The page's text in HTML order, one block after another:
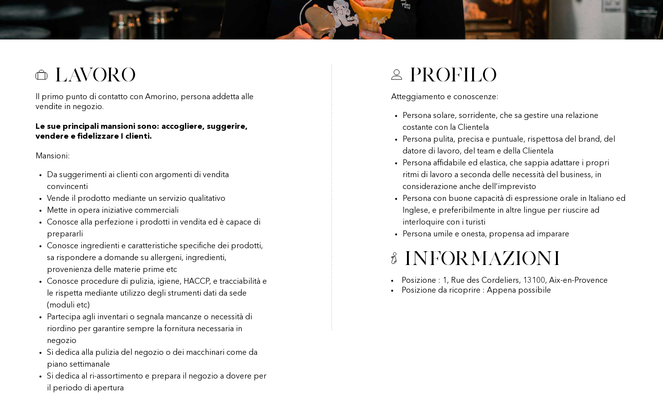
Lavoro
Il primo punto di contatto con Amorino, persona addetta alle
vendite in negozio.
Le sue principali mansioni sono: accogliere, suggerire,
vendere e fidelizzare I clienti.
Mansioni:
Da suggerimenti ai clienti con argomenti di vendita
convincenti
Vende il prodotto mediante un servizio qualitativo
Mette in opera iniziative commerciali
Conosce alla perfezione i prodotti in vendita ed è capace di
prepararli
Conosce ingredienti e caratteristiche specifiche dei prodotti,
sa rispondere a domande su allergeni, ingredienti,
provenienza delle materie prime etc
Conosce procedure di pulizia, igiene, HACCP, e tracciabilità e
le rispetta mediante utilizzo degli strumenti dati da sede
(moduli etc)
Partecipa agli inventari o segnala mancanze o necessità di
riordino per garantire sempre la fornitura necessaria in
negozio
Si dedica alla pulizia del negozio o dei macchinari come da
piano settimanale
Si dedica al ri-assortimento e prepara il negozio a dovere per
il periodo di apertura
Profilo
Atteggiamento e conoscenze:
Persona solare, sorridente, che sa gestire una relazione
costante con la Clientela
Persona pulita, precisa e puntuale, rispettosa del brand, del
datore di lavoro, del team e della Clientela
Persona affidabile ed elastica, che sappia adattare i propri
ritmi di lavoro a seconda delle necessità del business, in
considerazione anche dell’imprevisto
Persona con buone capacità di espressione orale in Italiano ed
Inglese, e preferibilmente in altre lingue per riuscire ad
interloquire con i turisti
Persona umile e onesta, propensa ad imparare
Informazioni
Posizione : 1, Rue des Cordeliers, 13100, Aix-en-Provence
Posizione da ricoprire : Appena possibile